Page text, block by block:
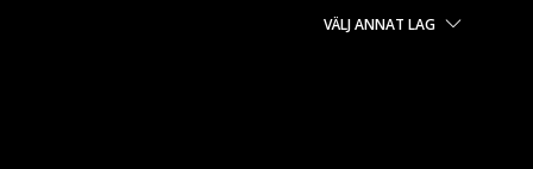
VÄLJ ANNAT LAG